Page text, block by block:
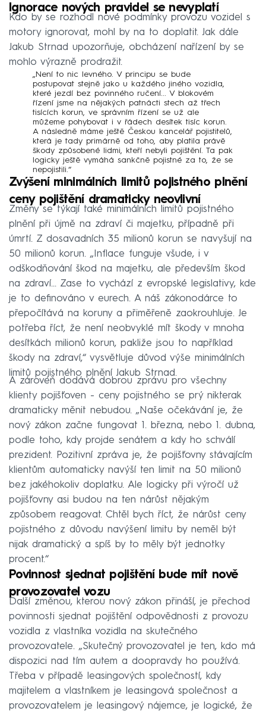
Ignorace nových pravidel se nevyplatí
Kdo by se rozhodl nové podmínky provozu vozidel s
motory ignorovat, mohl by na to doplatit. Jak dále
Jakub Strnad upozorňuje, obcházení nařízení by se
mohlo výrazně prodražit.
„Není to nic levného. V principu se bude
postupovat stejně jako u každého jiného vozidla,
které jezdí bez povinného ručení... V blokovém
řízení jsme na nějakých patnácti stech až třech
tisících korun, ve správním řízení se už ale
můžeme pohybovat i v řádech desítek tisíc korun.
A následně máme ještě Českou kancelář pojistitelů
která je tady primárně od toho, aby platila právě
škody způsobené lidmi, kteří nebyli pojištění. Ta pak
logicky ještě vymáhá sankčně pojistné za to, že se
nepojistili.“
Zvýšení minimálních limitů pojistného plnění
ceny pojištění dramaticky neovlivní
Změny se týkají také minimálních limitů pojistného
plnění při újmě na zdraví či majetku, případně při
úmrtí. Z dosavadních 35 milionů korun se navyšují na
50 milionů korun. „Inflace funguje všude, i v
odškodňování škod na majetku, ale především škod
na zdraví... Zase to vychází z evropské legislativy, kde
je to definováno v eurech. A náš zákonodárce to
přepočítává na koruny a přiměřeně zaokrouhluje. Je
potřeba říct, že není neobvyklé mít škody v mnoha
desítkách milionů korun, pakliže jsou to například
škody na zdraví,“ vysvětluje důvod výše minimálních
limitů pojistného plnění Jakub Strnad.
A zároveň dodává dobrou zprávu pro všechny
klienty pojišťoven - ceny pojistného se prý nikterak
dramaticky měnit nebudou. „Naše očekávání je, že
nový zákon začne fungovat 1. března, nebo 1. dubna,
podle toho, kdy projde senátem a kdy ho schválí
prezident. Pozitivní zpráva je, že pojišťovny stávajícím
klientům automaticky navýší ten limit na 50 milionů
bez jakéhokoliv doplatku. Ale logicky při výročí už
pojišťovny asi budou na ten nárůst nějakým
způsobem reagovat. Chtěl bych říct, že nárůst ceny
pojistného z důvodu navýšení limitu by neměl být
nijak dramatický a spíš by to měly být jednotky
procent.“
Povinnost sjednat pojištění bude mít nově
provozovatel vozu
Další změnou, kterou nový zákon přináší, je přechod
povinnosti sjednat pojištění odpovědnosti z provozu
vozidla z vlastníka vozidla na skutečného
provozovatele. „Skutečný provozovatel je ten, kdo má
dispozici nad tím autem a doopravdy ho používá.
Třeba v případě leasingových společností, kdy
majitelem a vlastníkem je leasingová společnost a
provozovatelem je leasingový nájemce, je logické, že